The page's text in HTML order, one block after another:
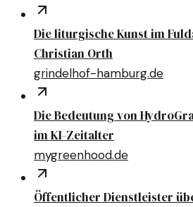
Die liturgische Kunst im
Christian Orth
grindelhof-hamburg.de
Die Bedeutung von
im KI-Zeitalter
mygreenhood.de
Öffentlicher Dienstleister